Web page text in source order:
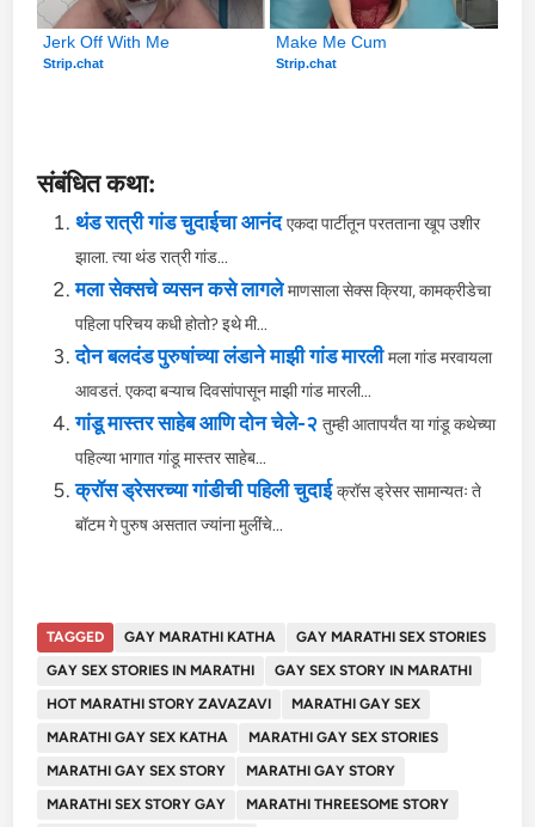
Jerk Off With Me
Strip.chat
Make Me Cum
Strip.chat
संबंधित कथा:
थंड रात्री गांड चुदाईचा आनंद एकदा पार्टीतून परतताना खूप उशीर
झाला. त्या थंड रात्री गांड...
मला सेक्सचे व्यसन कसे लागले माणसाला सेक्स क्रिया, कामक्रीडेचा
पहिला परिचय कधी होतो? इथे मी...
दोन बलदंड पुरुषांच्या लंडाने माझी गांड मारली मला गांड मरवायला
आवडतं. एकदा बऱ्याच दिवसांपासून माझी गांड मारली...
गांडू मास्तर साहेब आणि दोन चेले-२ तुम्ही आतापर्यंत या गांडू कथेच्या
पहिल्या भागात गांडू मास्तर साहेब...
क्रॉस ड्रेसरच्या गांडीची पहिली चुदाई क्रॉस ड्रेसर सामान्यतः ते
बॉटम गे पुरुष असतात ज्यांना मुलींचे...
TAGGED GAY MARATHI KATHA
GAY MARATHI SEX STORIES
GAY SEX STORIES IN MARATHI
GAY SEX STORY IN MARATHI
HOT MARATHI STORY ZAVAZAVI
MARATHI GAY SEX
MARATHI GAY SEX KATHA
MARATHI GAY SEX STORIES
MARATHI GAY SEX STORY
MARATHI GAY STORY
MARATHI SEX STORY GAY
MARATHI THREESOME STORY